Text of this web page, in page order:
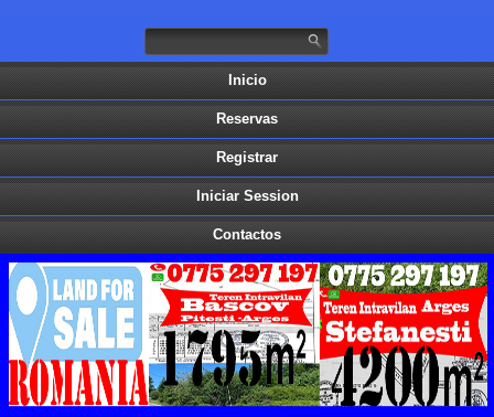
Inicio
Reservas
Registrar
Iniciar Session
Contactos